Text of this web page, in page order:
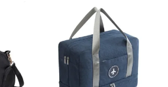
plusieurs
variations.
Les
options
peuvent
être